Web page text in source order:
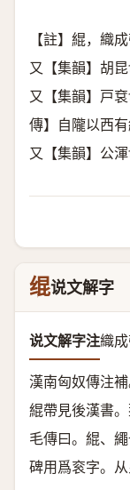
【註】緄，織成
又【集韻】胡昆
又【集韻】戸
傳】自隴以西
又【集韻】公渾
绲说文解字
说文解字注織成
漢南匈奴傳注
緄帶見後漢書
毛傳曰。緄、
碑用爲衮字。